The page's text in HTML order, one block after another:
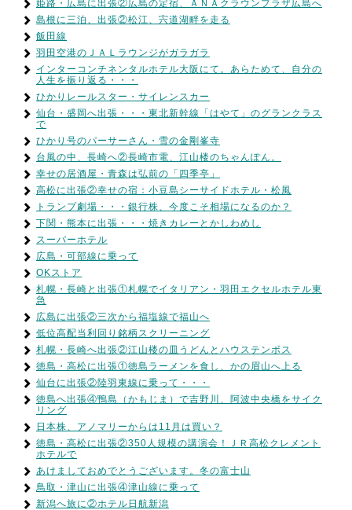
姫路・広島に出張②広島の定宿、ＡＮＡクラウンプラザ広島へ
島根に三泊、出張②松江、宍道湖畔を走る
飯田線
羽田空港のＪＡＬラウンジがガラガラ
インターコンチネンタルホテル大阪にて。あらためて、自分の
人生を振り返る・・・
ひかりレールスター・サイレンスカー
仙台・盛岡へ出張・・・東北新幹線「はやて」のグランクラス
で
ひかり号のパーサーさん・雪の金剛峯寺
台風の中、長崎へ②長崎市電、江山楼のちゃんぽん。
幸せの居酒屋・青森は弘前の「四季亭」
高松に出張②幸せの宿：小豆島シーサイドホテル・松風
トランプ劇場・・・銀行株、今度こそ相場になるのか？
下関・熊本に出張・・・焼きカレーとかしわめし
スーパーホテル
広島・可部線に乗って
OKストア
札幌・長崎と出張①札幌でイタリアン・羽田エクセルホテル東
急
広島に出張②三次から福塩線で福山へ
低位高配当利回り銘柄スクリーニング
札幌・長崎へ出張②江山楼の皿うどんとハウステンボス
徳島・高松に出張①徳島ラーメンを食し、かの眉山へ上る
仙台に出張②陸羽東線に乗って・・・
徳島へ出張④鴨島（かもじま）で吉野川、阿波中央橋をサイク
リング
日本株、アノマリーからは11月は買い？
徳島・高松に出張②350人規模の講演会！ＪＲ高松クレメント
ホテルで
あけましておめでとうございます。冬の富士山
鳥取・津山に出張④津山線に乗って
新潟へ旅に②ホテル日航新潟